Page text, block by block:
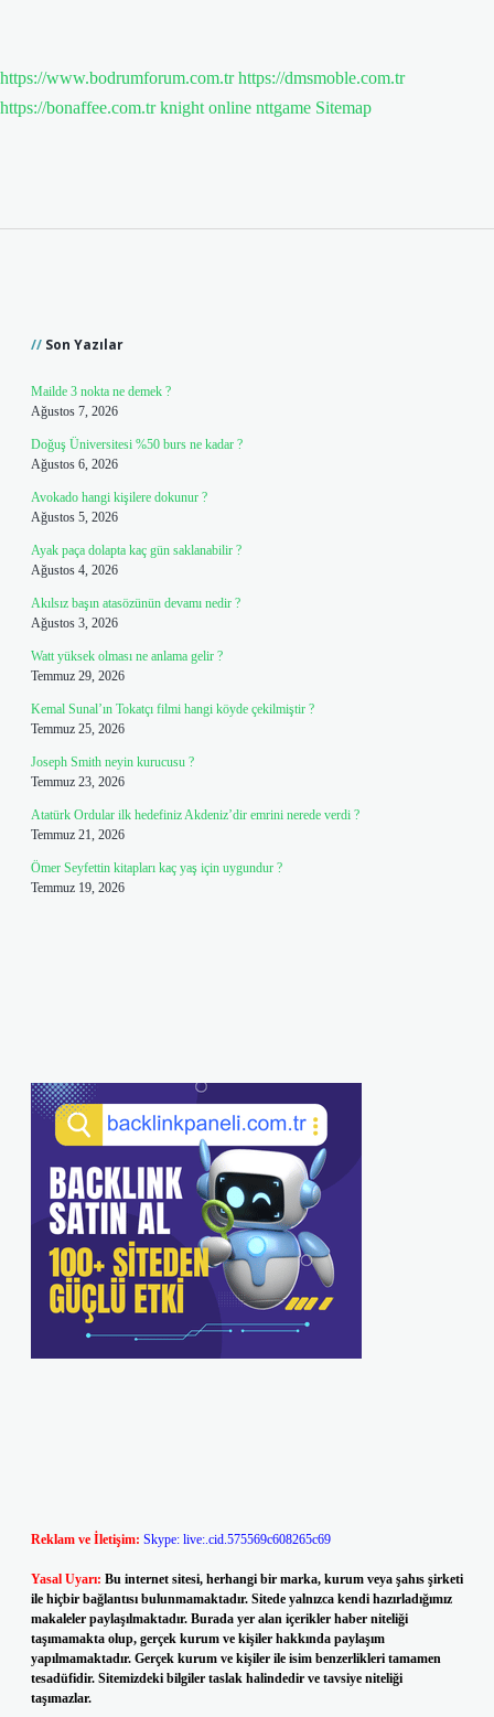
https://www.bodrumforum.com.tr https://dmsmoble.com.tr
https://bonaffee.com.tr knight online nttgame Sitemap
Son Yazılar
Mailde 3 nokta ne demek ?
Ağustos 7, 2026
Doğuş Üniversitesi %50 burs ne kadar ?
Ağustos 6, 2026
Avokado hangi kişilere dokunur ?
Ağustos 5, 2026
Ayak paça dolapta kaç gün saklanabilir ?
Ağustos 4, 2026
Akılsız başın atasözünün devamı nedir ?
Ağustos 3, 2026
Watt yüksek olması ne anlama gelir ?
Temmuz 29, 2026
Kemal Sunal’ın Tokatçı filmi hangi köyde çekilmiştir ?
Temmuz 25, 2026
Joseph Smith neyin kurucusu ?
Temmuz 23, 2026
Atatürk Ordular ilk hedefiniz Akdeniz’dir emrini nerede verdi ?
Temmuz 21, 2026
Ömer Seyfettin kitapları kaç yaş için uygundur ?
Temmuz 19, 2026
Reklam ve İletişim: Skype: live:.cid.575569c608265c69
Yasal Uyarı: Bu internet sitesi, herhangi bir marka, kurum veya şahıs şirketi
ile hiçbir bağlantısı bulunmamaktadır. Sitede yalnızca kendi hazırladığımız
makaleler paylaşılmaktadır. Burada yer alan içerikler haber niteliği
taşımamakta olup, gerçek kurum ve kişiler hakkında paylaşım
yapılmamaktadır. Gerçek kurum ve kişiler ile isim benzerlikleri tamamen
tesadüfidir. Sitemizdeki bilgiler taslak halindedir ve tavsiye niteliği
taşımazlar.